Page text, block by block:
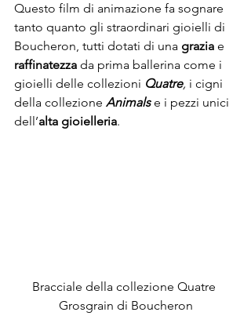
Questo film di animazione fa sognare
tanto quanto gli straordinari gioielli di
Boucheron, tutti dotati di una grazia e
raffinatezza da prima ballerina come i
gioielli delle collezioni Quatre, i cigni
della collezione Animals e i pezzi unici
dell’alta gioielleria.
Bracciale della collezione Quatre
Grosgrain di Boucheron